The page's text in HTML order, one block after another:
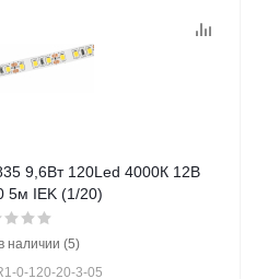
9,6Вт 120Led 4000К 12В
5м IEK (1/20)
наличии (5)
0-120-20-3-05